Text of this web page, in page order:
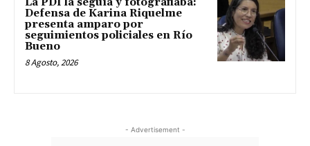
Defensa de Karina Riquelme
presenta amparo por
seguimientos policiales en Río
Bueno
8 Agosto, 2026
- Advertisement -